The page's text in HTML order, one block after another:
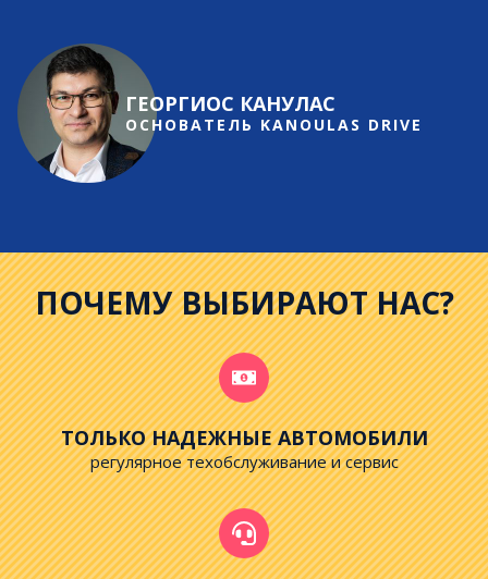
ГЕОРГИОС КАНУЛАС
ОСНОВАТЕЛЬ KANOULAS DRIVE
ПОЧЕМУ ВЫБИРАЮТ НАС?
ТОЛЬКО НАДЕЖНЫЕ АВТОМОБИЛИ
регулярное техобслуживание и сервис